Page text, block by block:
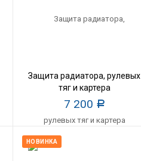
Защита радиатора, рулевых
тяг и картера
двигателяToyota Land
Cruiser (J100), 1998 - 2007,
сталь 3 мм
7 200 Р
НОВИНКА